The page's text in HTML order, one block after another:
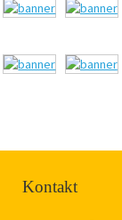
Kontakt